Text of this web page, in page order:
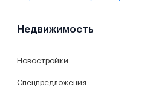
Недвижимость
Новостройки
Спецпредложения